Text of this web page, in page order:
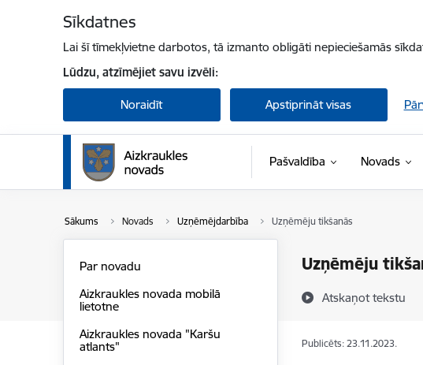
Sīkdatnes
Lai šī tīmekļvietne darbotos, tā izmanto obligāti nepieciešamās
Lūdzu, atzīmējiet savu izvēli:
Noraidīt Apstiprināt visas
Pašvaldība Novads
Sākums Novads Uzņēmējdarbība Uzņēmēju tikšanās
Uzņēmēju
Atskaņot tekstu
Par novadu
Aizkraukles novada mobilā
lietotne
Aizkraukles novada "Karšu
atlants"
Publicēts: 23.11.2023.